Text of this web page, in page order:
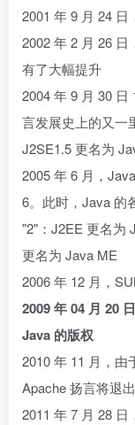
2001 年 9 月 24 日
2002 年 2 月 26
有了大幅提升
2004 年 9 月 30
言发展史上的又一
J2SE1.5 更名为
2005 年 6 月，
6。此时，Java 的
"2"：J2EE 更名为
更名为 Java ME
2006 年 12 月，
2009 年 04 月 20
Java 的版权
2010 年 11 月，由
Apache 扬言将退
2011 年 7 月 28